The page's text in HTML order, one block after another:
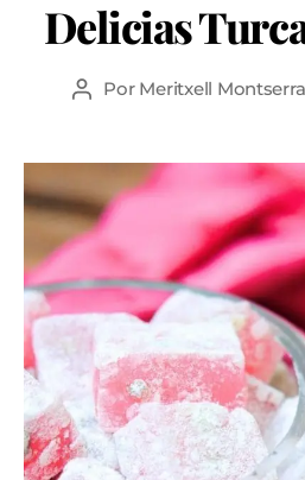
Delicias
Por Meritxell